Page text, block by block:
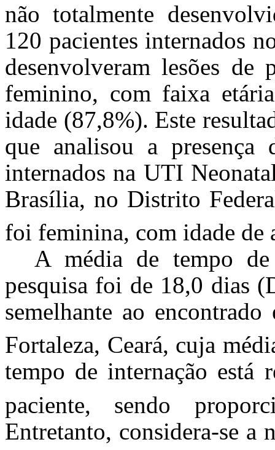
não totalmente
120 pacientes internados
desenvolveram lesões
feminino, com faixa
idade (87,8%). Este
que analisou a presença
internados na UTI
Brasília, no Distrito
foi feminina, com idade de
A média de tempo de
pesquisa foi de 18,0 dias
semelhante ao
Fortaleza, Ceará, cuja
tempo de internação está
paciente, sendo
Entretanto, considera-se a